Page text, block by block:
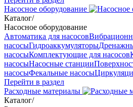
Насосное оборудование
Каталог/
Насосное оборудование
Автоматика для насосов
насосыГидроаккумуляторы
насосыКомплектующие для насосов
насосыНасосные станции
насосыФекальные насосы
Перейти в раздел
Расходные материалы
Каталог/